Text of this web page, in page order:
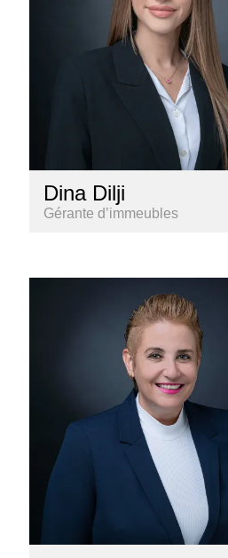
Dina Dilji
Gérante d’immeubles